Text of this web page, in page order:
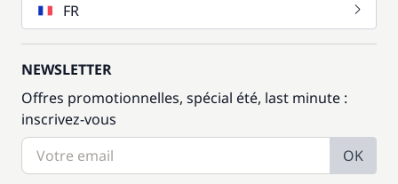
FR
NEWSLETTER
Offres promotionnelles, spécial été, last minute :
inscrivez-vous
OK